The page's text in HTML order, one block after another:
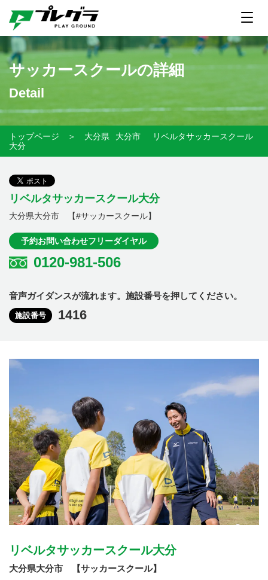
サッカースクールの詳細
Detail
トップページ ＞ 大分県 大分市
リベルタサッカースクール
大分
リベルタサッカースクール大分
大分県大分市 【#サッカースクール】
予約お問い合わせフリーダイヤル
0120-981-506
音声ガイダンスが流れます。施設番号を押してください。
施設番号 1416
リベルタサッカースクール大分
大分県大分市 【サッカースクール】